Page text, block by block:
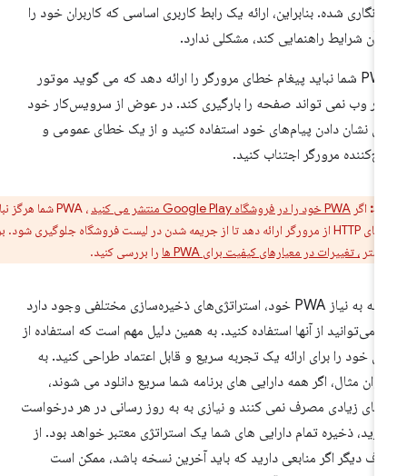
شده. بنابراین، ارائه یک رابط کاربری اساسی که کاربران خود را
آن شرایط راهنمایی کند، مشکلی ندارد.
PWA شما نباید پیغام خطای مرورگر را ارائه دهد که می گوید موتور
وب نمی تواند صفحه را بارگیری کند. در عوض از سرویس‌کار خود
نشان دادن پیام‌های خود استفاده کنید و از یک خطای عمومی و
مرورگر اجتناب کنید.
اگرPWA خود را در فروشگاه Google Play منتشر می کنید
، PWA شما هرگز نباید
یک پیام خطای HTTP از مرورگر ارائه دهد تا از جریمه شدن در لیست فروشگاه جلوگیری شود. برای
، تغییرات در معیارهای کیفیت برای PWA ها را بررسی کنید.
بسته به نیاز PWA خود، استراتژی‌های ذخیره‌سازی مختلفی وجود دارد
می‌توانید از آنها استفاده کنید. به همین دلیل مهم است که استفاده از
خود را برای ارائه یک تجربه سریع و قابل اعتماد طراحی کنید. به
مثال، اگر همه دارایی های برنامه شما سریع دانلود می شوند،
زیادی مصرف نمی کنند و نیازی به به روز رسانی در هر درخواست
ذخیره تمام دارایی های شما یک استراتژی معتبر خواهد بود. از
دیگر اگر منابعی دارید که باید آخرین نسخه باشد، ممکن است